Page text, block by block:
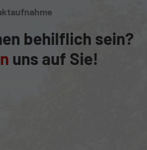
behilflich sein?
uns auf Sie!